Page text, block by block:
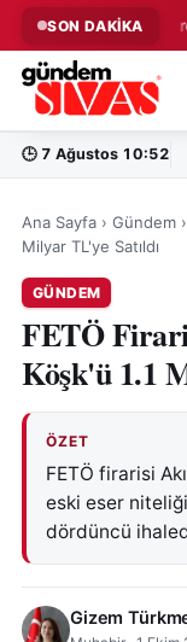
SON DAKİKA
◆
🕒 7 Ağustos 10:52
Ana Sayfa › Gündem ›
Milyar TL'ye Satıldı
GÜNDEM
FETÖ
Köşk'ü 1.1
ÖZET
FETÖ firarisi
eski eser
dördüncü
Gizem